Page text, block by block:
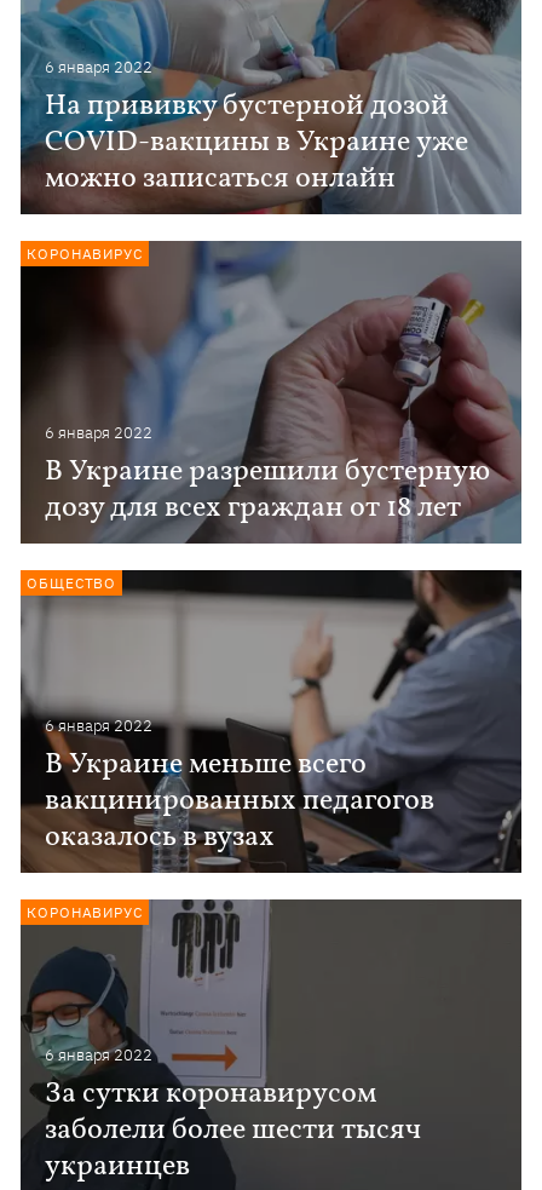
6 января 2022
На прививку бустерной дозой
COVID-вакцины в Украине уже
можно записаться онлайн
6 января 2022
В Украине разрешили бустерную
дозу для всех граждан от 18 лет
КОРОНАВИРУС
6 января 2022
В Украине меньше всего
вакцинированных педагогов
оказалось в вузах
ОБЩЕСТВО
6 января 2022
За сутки коронавирусом
заболели более шести тысяч
украинцев
КОРОНАВИРУС